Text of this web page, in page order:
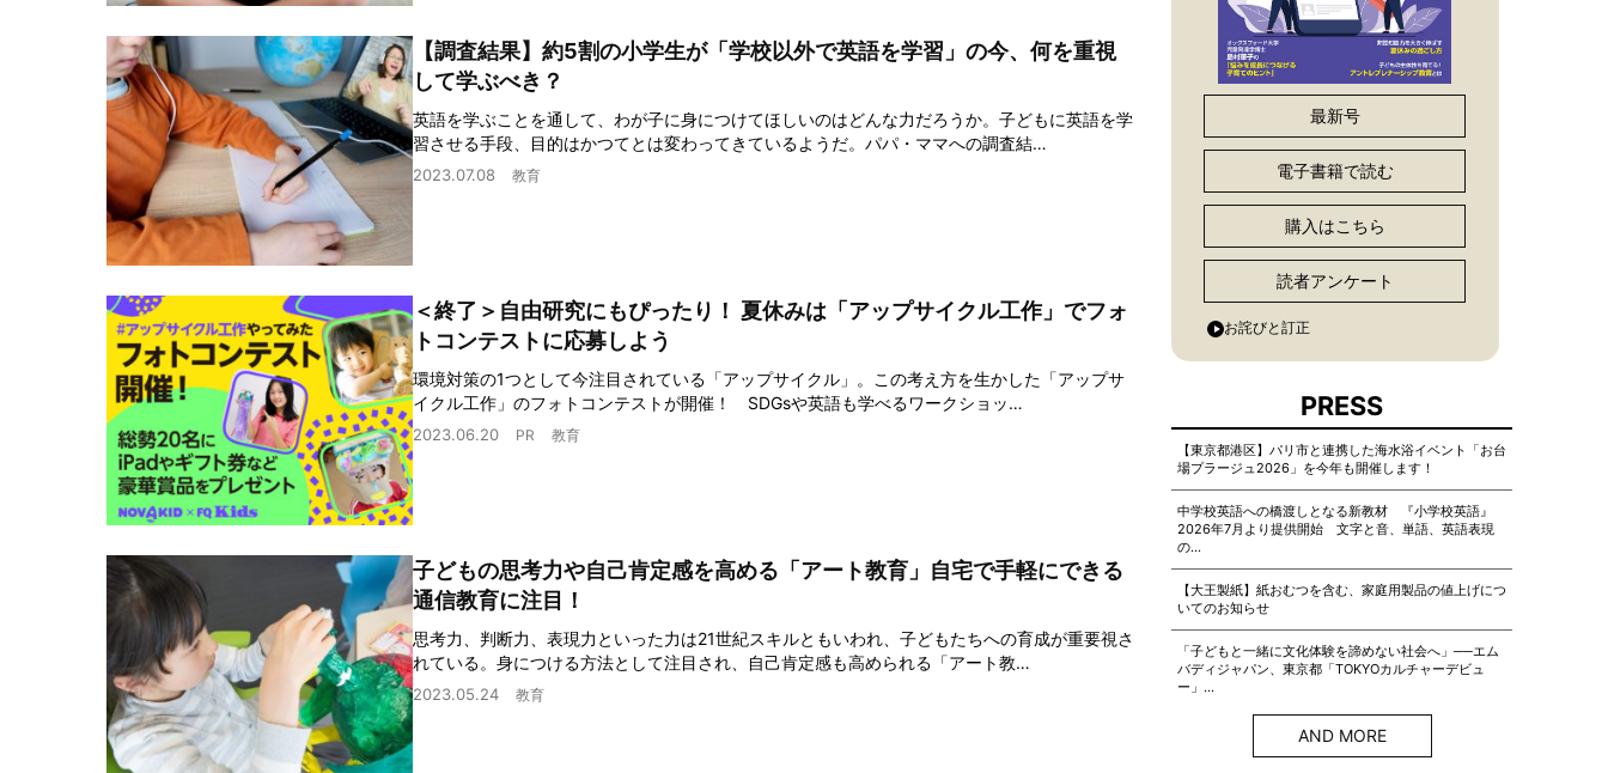
【調査結果】約5割の小学生が「学校以外で英語を学習」の今、何を重視
して学ぶべき？
英語を学ぶことを通して、わが子に身につけてほしいのはどんな力だろうか。子どもに英語を学
習させる手段、目的はかつてとは変わってきているようだ。パパ・ママへの調査結…
2023.07.08 教育
＜終了＞自由研究にもぴったり！ 夏休みは「アップサイクル工作」でフォ
トコンテストに応募しよう
環境対策の1つとして今注目されている「アップサイクル」。この考え方を生かした「アップサ
イクル工作」のフォトコンテストが開催！ SDGsや英語も学べるワークショッ…
2023.06.20 PR 教育
子どもの思考力や自己肯定感を高める「アート教育」自宅で手軽にできる
通信教育に注目！
思考力、判断力、表現力といった力は21世紀スキルともいわれ、子どもたちへの育成が重要視さ
れている。身につける方法として注目され、自己肯定感も高められる「アート教…
2023.05.24 教育
最新号
電子書籍で読む
購入はこちら
読者アンケート
お詫びと訂正
PRESS
【東京都港区】パリ市と連携した海水浴イベント「お台
場プラージュ2026」を今年も開催します！
中学校英語への橋渡しとなる新教材 『小学校英語』
2026年7月より提供開始 文字と音、単語、英語表現
の…
【大王製紙】紙おむつを含む、家庭用製品の値上げにつ
いてのお知らせ
「子どもと一緒に文化体験を諦めない社会へ」──エム
バディジャパン、東京都「TOKYOカルチャーデビュ
ー」…
AND MORE